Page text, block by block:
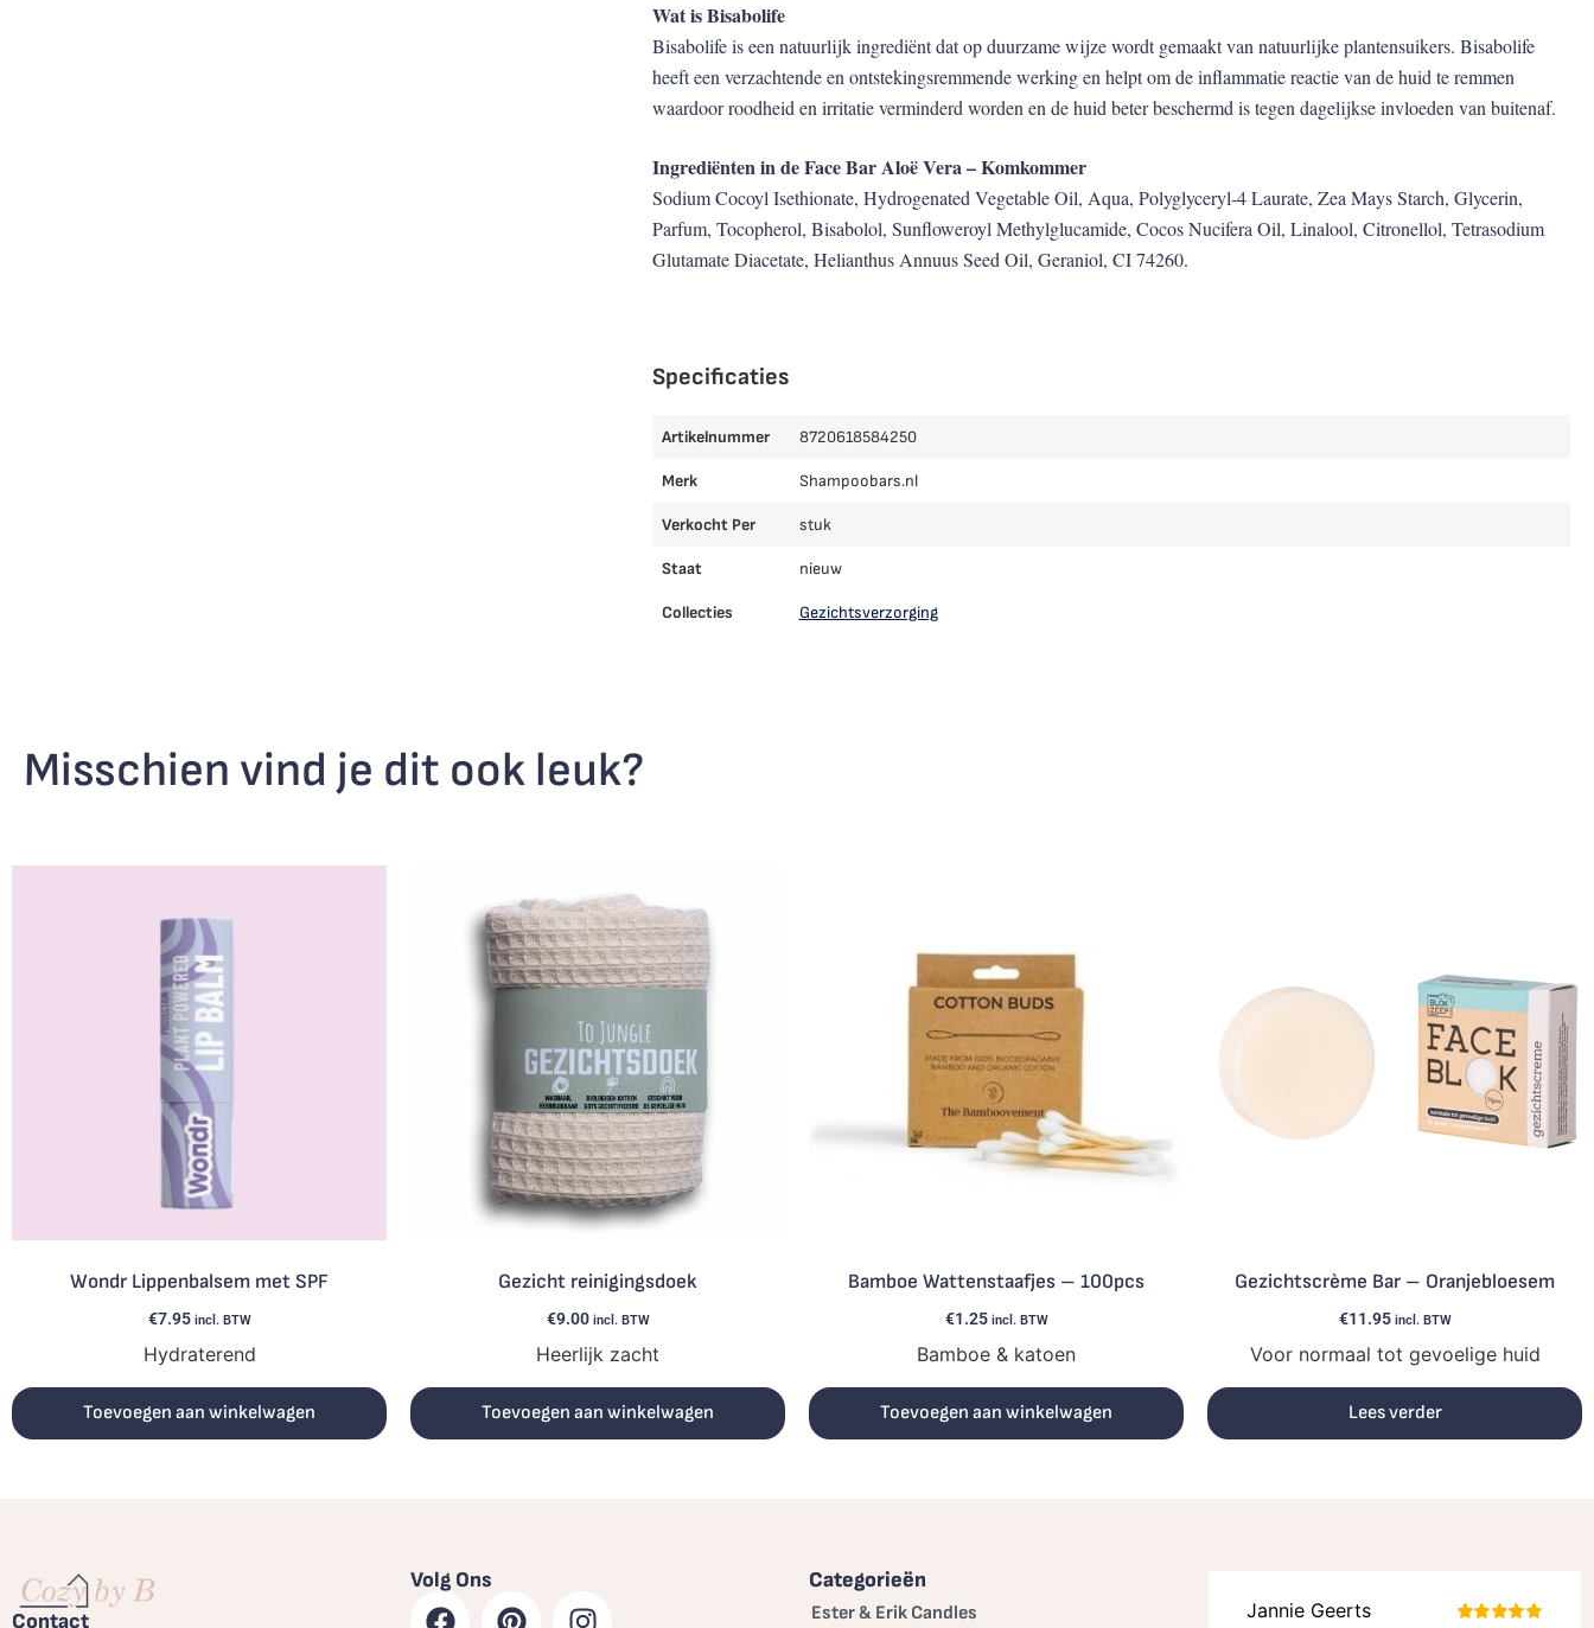
Wat is Bisabolife
Bisabolife is een natuurlijk ingrediënt dat op duurzame wijze wordt gemaakt van natuurlijke plantensuikers. Bisabolife
heeft een verzachtende en ontstekingsremmende werking en helpt om de inflammatie reactie van de huid te remmen
waardoor roodheid en irritatie verminderd worden en de huid beter beschermd is tegen dagelijkse invloeden van buitenaf.
Ingrediënten in de Face Bar Aloë Vera – Komkommer
Sodium Cocoyl Isethionate, Hydrogenated Vegetable Oil, Aqua, Polyglyceryl-4 Laurate, Zea Mays Starch, Glycerin,
Parfum, Tocopherol, Bisabolol, Sunfloweroyl Methylglucamide, Cocos Nucifera Oil, Linalool, Citronellol, Tetrasodium
Glutamate Diacetate, Helianthus Annuus Seed Oil, Geraniol, CI 74260.
Specificaties
Artikelnummer 8720618584250
Merk Shampoobars.nl
Verkocht Per stuk
Staat nieuw
Collecties Gezichtsverzorging
Misschien vind je dit ook leuk?
Wondr Lippenbalsem met SPF
€7.95 incl. BTW
Hydraterend
Toevoegen aan winkelwagen
Gezicht reinigingsdoek
€9.00 incl. BTW
Heerlijk zacht
Toevoegen aan winkelwagen
Bamboe Wattenstaafjes – 100pcs
€1.25 incl. BTW
Bamboe & katoen
Toevoegen aan winkelwagen
Gezichtscrème Bar – Oranjebloesem
€11.95 incl. BTW
Voor normaal tot gevoelige huid
Lees verder
Contact
Volg Ons Categorieën
Ester & Erik Candles